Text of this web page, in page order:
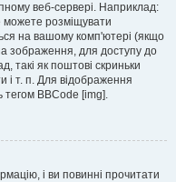
веб-сервері. Наприклад:
можете розміщувати
на вашому комп'ютері (якщо
зображення, для доступу до
такі як поштові скриньки
і т. п. Для відображення
тегом BBCode [img].
і ви повинні прочитати